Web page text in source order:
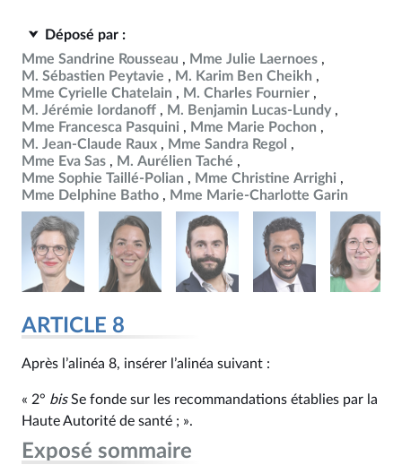
Déposé par :
Mme Sandrine Rousseau
Mme Julie Laernoes
M. Sébastien Peytavie
M. Karim Ben Cheikh
Mme Cyrielle Chatelain
M. Charles Fournier
M. Jérémie Iordanoff
M. Benjamin Lucas-Lundy
Mme Francesca Pasquini
Mme Marie Pochon
M. Jean-Claude Raux
Mme Sandra Regol
Mme Eva Sas
M. Aurélien Taché
Mme Sophie Taillé-Polian
Mme Christine Arrighi
Mme Delphine Batho
Mme Marie-Charlotte Garin
ARTICLE 8
Après l’alinéa 8, insérer l’alinéa suivant :
« 2° bisSe fonde sur les recommandations établies par la
Haute Autorité de santé ; ».
Exposé sommaire